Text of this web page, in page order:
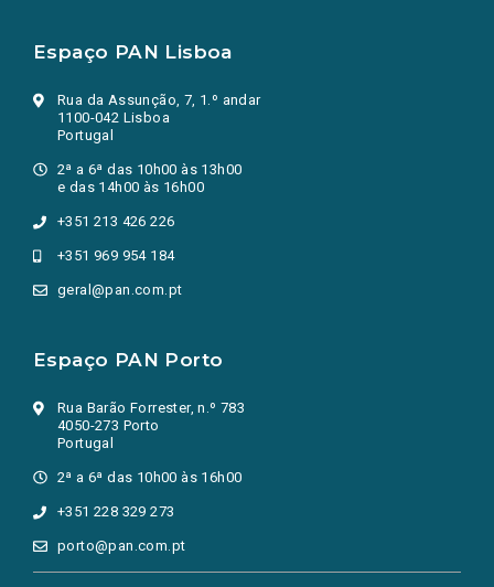
Espaço PAN Lisboa
Rua da Assunção, 7, 1.º andar
1100-042 Lisboa
Portugal
2ª a 6ª das 10h00 às 13h00
e das 14h00 às 16h00
+351 213 426 226
+351 969 954 184
geral@pan.com.pt
Espaço PAN Porto
Rua Barão Forrester, n.º 783
4050-273 Porto
Portugal
2ª a 6ª das 10h00 às 16h00
+351 228 329 273
porto@pan.com.pt